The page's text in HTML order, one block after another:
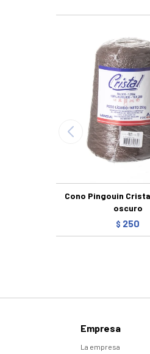
Cono Pingouin
oscuro
$ 250
Empresa
La empresa